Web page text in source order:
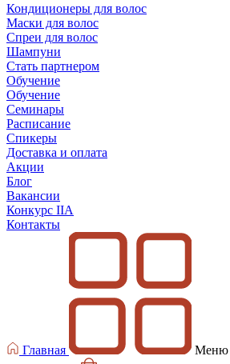
Кондиционеры для волос
Маски для волос
Спреи для волос
Шампуни
Стать партнером
Обучение
Обучение
Семинары
Расписание
Спикеры
Доставка и оплата
Акции
Блог
Вакансии
Конкурс IIA
Контакты
Главная Меню